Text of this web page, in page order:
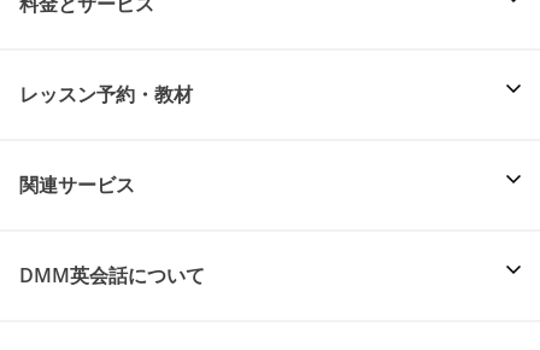
レッスン予約・教材
関連サービス
DMM英会話について